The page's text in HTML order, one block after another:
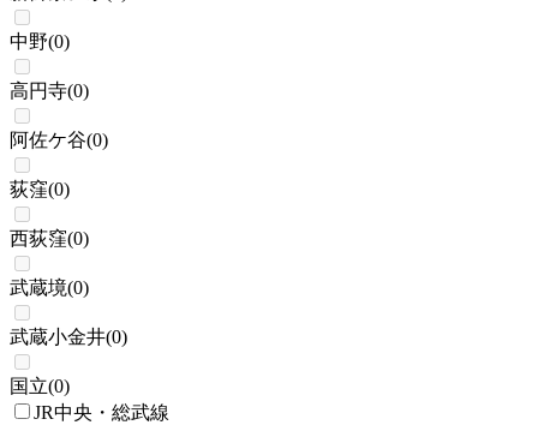
中野(0)
高円寺(0)
阿佐ケ谷(0)
荻窪(0)
西荻窪(0)
武蔵境(0)
武蔵小金井(0)
国立(0)
JR中央・総武線